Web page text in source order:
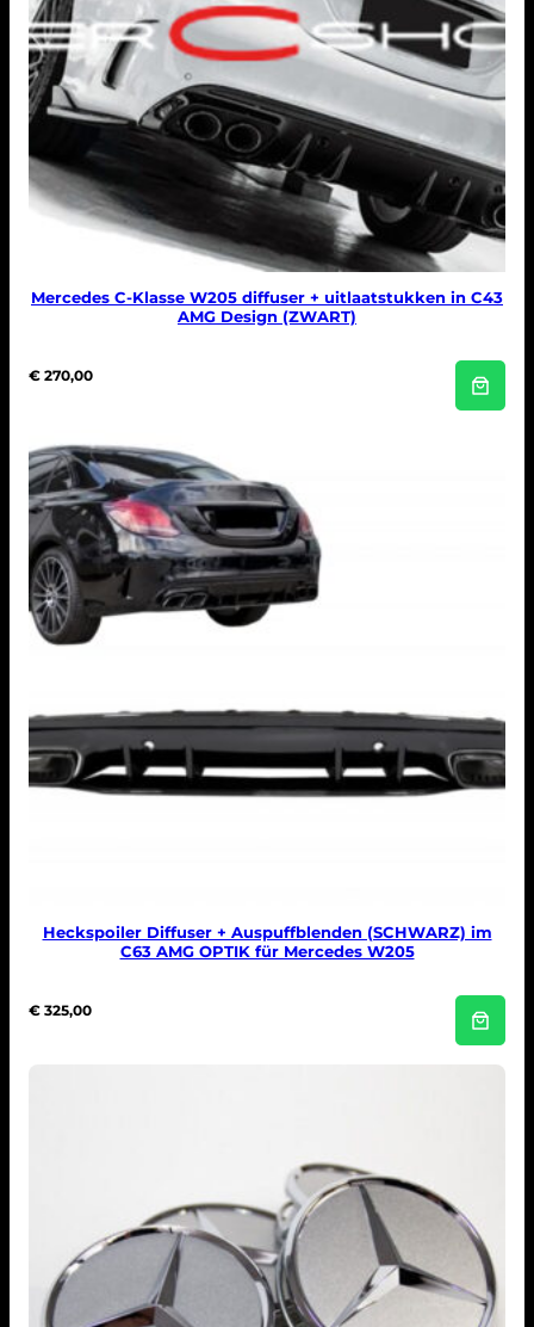
Mercedes C-Klasse W205 diffuser + uitlaatstukken in C43
AMG Design (ZWART)
€ 270,00
Heckspoiler Diffuser + Auspuffblenden (SCHWARZ) im
C63 AMG OPTIK für Mercedes W205
€ 325,00